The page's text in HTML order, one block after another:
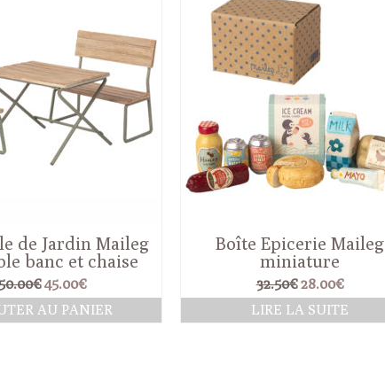
de Jardin Maileg
banc et chaise
€Le
prix
initial
45.00€Le
prix
actuel
AU PANIER
Boîte Epicerie Maileg
miniature
32.50€ Le
prix
initial
28.00€Le
prix
actuel
LIRE LA SUITE